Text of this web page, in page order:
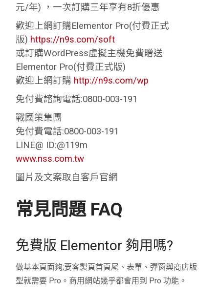
元/年) ，一次訂購三年享有8折優惠
歡迎上網訂購Elementor Pro(付費正式
版) https://n9s.com/soft
或訂購WordPress虛擬主機免費贈送
Elementor Pro(付費正式版)
歡迎上網訂購 http://n9s.com/wp
免付費諮詢電話:0800-003-191
戰國策集團
免付費電話:0800-003-191
LINE@ ID:@119m
www.nss.com.tw
圖片及文案取自客戶官網
常見問題 FAQ
免費版 Elementor 夠用嗎?
做基本頁面夠;要客製頁首頁尾、表單、彈窗與商店版
型就需要 Pro。商用網站幾乎都會用到 Pro 功能。